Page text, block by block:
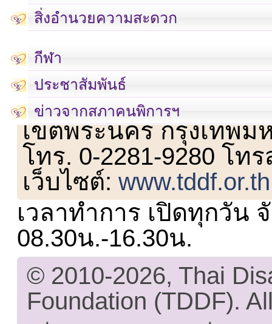
สิ่งอำนวยความสะดวก
กีฬา
ประชาสัมพันธ์
ข่าวจากสภาคนพิการฯ
เลขที่ 23 ชั้น 2 ถนนวิ
เขตพระนคร กรุงเทพม
โทร. 0-2281-9280 โท
เว็บไซต์:www.tddf.or.th
เวลาทำการ เปิดทุกวัน
08.30น.-16.30น.
© 2010-2026, Thai
Foundation (TDDF).